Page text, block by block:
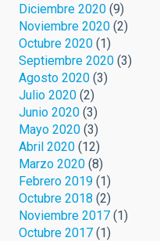
Diciembre 2020 (9)
Noviembre 2020 (2)
Octubre 2020 (1)
Septiembre 2020 (3)
Agosto 2020 (3)
Julio 2020 (2)
Junio 2020 (3)
Mayo 2020 (3)
Abril 2020 (12)
Marzo 2020 (8)
Febrero 2019 (1)
Octubre 2018 (2)
Noviembre 2017 (1)
Octubre 2017 (1)